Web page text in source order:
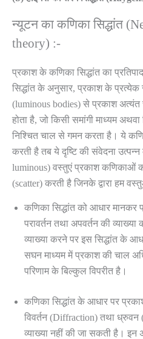
न्यूटन का कणिका सिद्धांत
theory) :-
प्रकाश के कणिका सिद्धांत का
सिद्धांत के अनुसार, प्रकाश के प्रत्येक
(luminous bodies) से प्रकाश
होता है, जो किसी समांगी माध्यम
निश्चित चाल से गमन करता है। ये
करती है तब ये दृष्टि की संवेदना
luminous) वस्तुएं प्रकाश कणिकाओं को
(scatter) करती है जिनके द्वारा हम
कणिका सिद्धांत को आधार
परावर्तन तथा अपवर्तन की
व्याख्या करने पर इस सिद्धांत के
सघन माध्यम में प्रकाश की चाल
परिणाम के बिल्कुल विपरीत है।
कणिका सिद्धांत के आधार पर
विवर्तन (Diffraction) तथा
व्याख्या नहीं की जा सकती है।